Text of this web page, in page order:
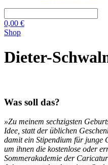
0,00 €
Shop
Dieter-
Was soll das?
»Zu meinem sechzigsten
Idee, statt der üblichen
damit ein Stipendium für junge
um ihnen die kostenlose oder
Sommerakademie der